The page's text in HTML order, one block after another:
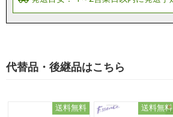
代替品・後継品はこちら
送料無料 送料無料